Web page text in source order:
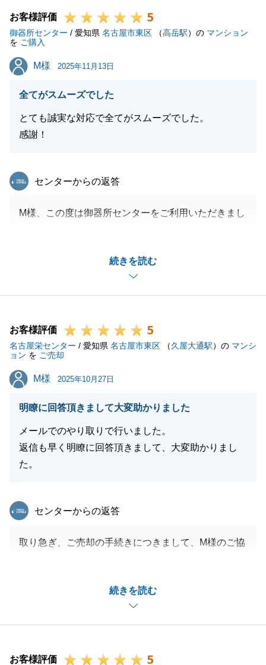
します。
お客様評価 5
御器所センター / 愛知県 名古屋市東区 （高岳駅）の マンション
を ご購入
M様
M様 2025年11月13日
全てがスムーズでした
とても誠実な対応で全てがスムーズでした。
感謝！
続きを読む
東急リバブル
センターからの返答
M様、この度は御器所センターをご利用いただきまし
また、お褒めのお言葉を頂きありがとうございます。
M様のご協力のおかげで、お取引をスムーズに進める
また、無事に素敵なお住まいが見つかりましたこと、
非常に嬉しく思います。
今後もご不明点やご相談などがございましたら、いつ
でもお気軽にお申し付けくださいませ。
閉じる
お客様評価 5
名古屋栄センター / 愛知県 名古屋市東区 （久屋大通駅）の マンシ
ョン を ご売却
M様
M様 2025年10月27日
明瞭に回答頂きまして大変助かりました
メールでのやり取りで行いました。
返信も早く明瞭に回答頂きまして、大変助かりまし
た。
続きを読む
東急リバブル
センターからの返答
取り急ぎ、ご売却の手続きにつきまして、M様のご協
引き続きよろしくお願い申し上げます。
閉じる
お客様評価 5